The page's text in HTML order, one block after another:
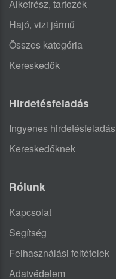
Alketrész, tartozék
Hajó, vizi jármű
Összes kategória
Kereskedők
Hirdetésfeladás
Ingyenes hirdetésfeladás
Kereskedőknek
Rólunk
Kapcsolat
Segítség
Felhasználási feltételek
Adatvédelem